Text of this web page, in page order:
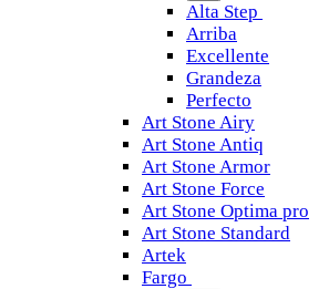
Alta Step
Arriba
Excellente
Grandeza
Perfecto
Art Stone Airy
Art Stone Antiq
Art Stone Armor
Art Stone Force
Art Stone Optima pro
Art Stone Standard
Artek
Fargo